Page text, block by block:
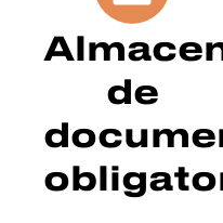
de